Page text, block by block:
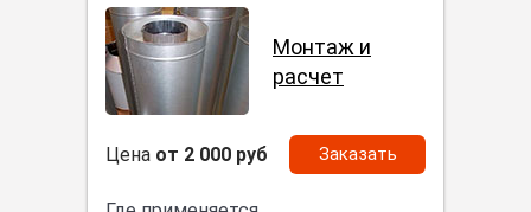
Монтаж и
расчет
Цена от 2 000 руб Заказать